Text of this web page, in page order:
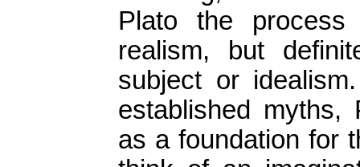
Plato the
realism, but
subject or
established myths,
as a foundation for